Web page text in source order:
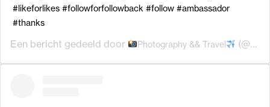
#likeforlikes #followforfollowback #follow #ambassador
#thanks
Een bericht gedeeld door Photography && Travel (@xmegapixels) op